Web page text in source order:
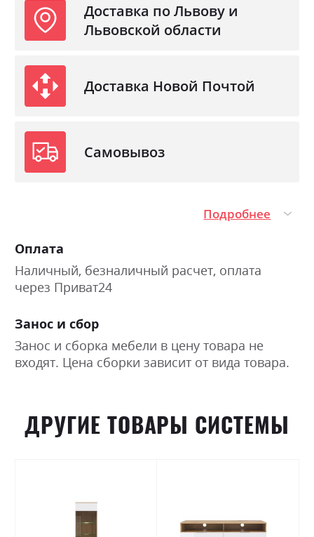
Доставка по Львову и
Львовской области
Доставка Новой Почтой
Самовывоз
Подробнее
Оплата
Наличный, безналичный расчет, оплата
через Приват24
Занос и сбор
Занос и сборка мебели в цену товара не
входят. Цена сборки зависит от вида товара.
ДРУГИЕ ТОВАРЫ СИСТЕМЫ